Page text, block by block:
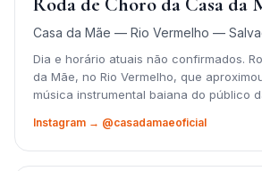
Casa da Mãe — Rio Vermelho —
Dia e horário atuais não confirmados.
da Mãe, no Rio Vermelho, que
música instrumental baiana do público
Instagram → @casadamaeoficial